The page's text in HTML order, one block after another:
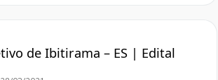
de Ibitirama – ES | Edital